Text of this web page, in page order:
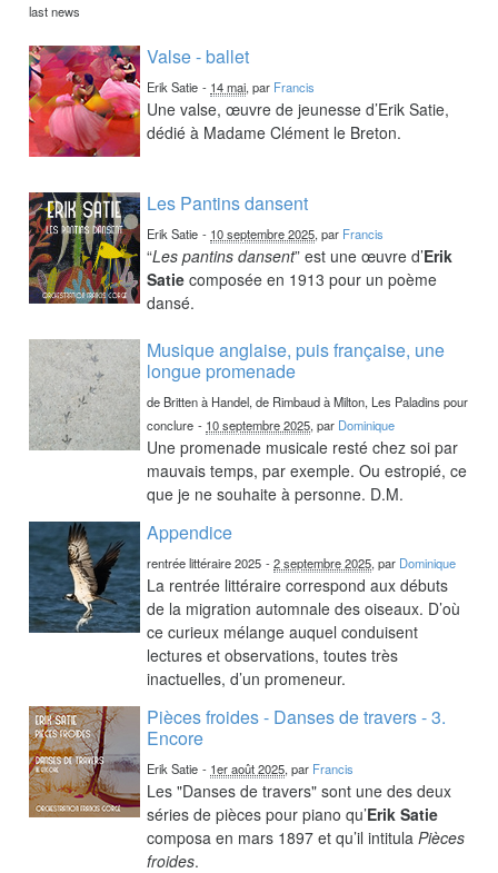
last news
Valse - ballet
Erik Satie - 14 mai, par Francis
Une valse, œuvre de jeunesse d’Erik Satie,
dédié à Madame Clément le Breton.
Les Pantins dansent
Erik Satie - 10 septembre 2025, par Francis
“Les pantins dansent” est une œuvre d’Erik
Satie composée en 1913 pour un poème
dansé.
Musique anglaise, puis française, une
longue promenade
de Britten à Handel, de Rimbaud à Milton, Les Paladins pour
conclure - 10 septembre 2025, par Dominique
Une promenade musicale resté chez soi par
mauvais temps, par exemple. Ou estropié, ce
que je ne souhaite à personne. D.M.
Appendice
rentrée littéraire 2025 -2 septembre 2025, par Dominique
La rentrée littéraire correspond aux débuts
de la migration automnale des oiseaux. D’où
ce curieux mélange auquel conduisent
lectures et observations, toutes très
inactuelles, d’un promeneur.
Pièces froides - Danses de travers - 3.
Encore
Erik Satie - 1er août 2025, par Francis
Les "Danses de travers" sont une des deux
séries de pièces pour piano qu’Erik Satie
composa en mars 1897 et qu’il intitulaPièces
froides.